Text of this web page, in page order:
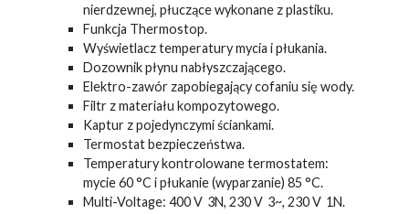
nierdzewnej, płuczące wykonane z plastiku.
Funkcja Thermostop.
Wyświetlacz temperatury mycia i płukania.
Dozownik płynu nabłyszczającego.
Elektro-zawór zapobiegający cofaniu się wody.
Filtr z materiału kompozytowego.
Kaptur z pojedynczymi ściankami.
Termostat bezpieczeństwa.
Temperatury kontrolowane termostatem:
mycie 60 °C i płukanie (wyparzanie) 85 °C.
Multi-Voltage: 400 V 3N, 230 V 3~, 230 V 1N.